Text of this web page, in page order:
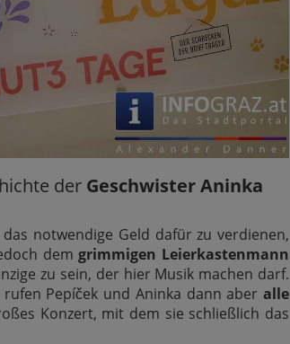
der Geschwister Aninka
notwendige Geld dafür zu verdienen,
dem grimmigen Leierkastenmann
zu sein, der hier Musik machen darf.
Pepíček und Aninka dann aber alle
Konzert, mit dem sie schließlich das